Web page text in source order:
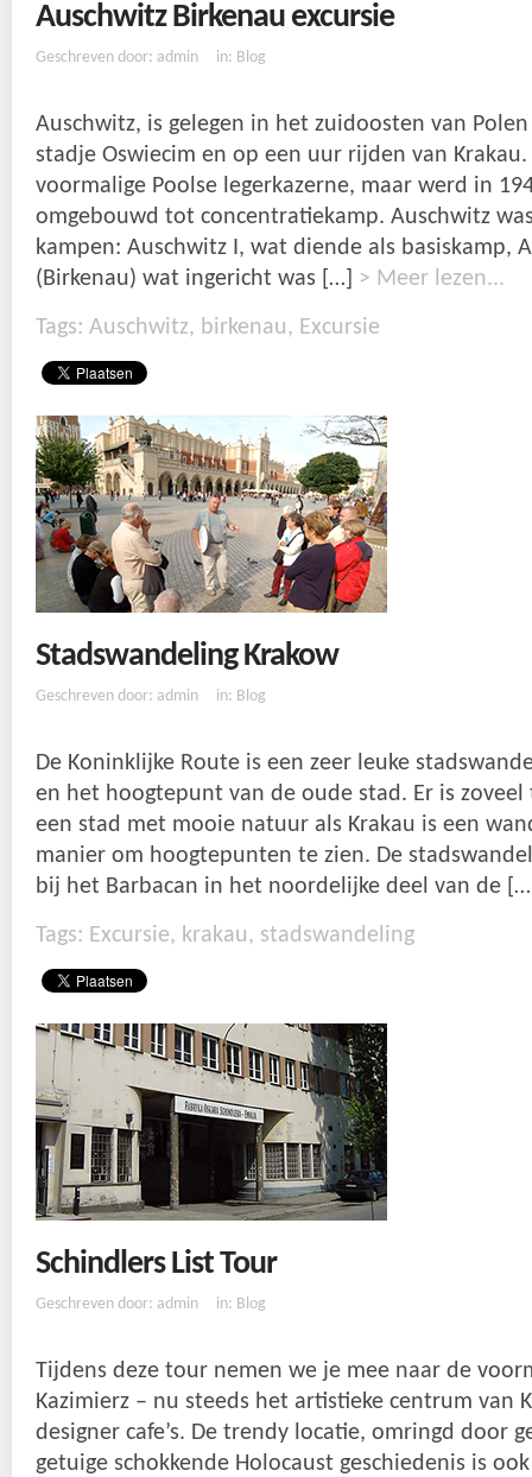
Auschwitz Birkenau excursie
Geschreven door: admin in: Blog
Auschwitz, is gelegen in het zuidoosten van
stadje Oswiecim en op een uur rijden van
voormalige Poolse legerkazerne, maar werd in
omgebouwd tot concentratiekamp. Auschwitz
kampen: Auschwitz I, wat diende als basiskamp,
(Birkenau) wat ingericht was […]
> Meer lezen...
Tags: Auschwitz, birkenau, Excursie
Stadswandeling Krakow
Geschreven door: admin in: Blog
De Koninklijke Route is een zeer leuke
en het hoogtepunt van de oude stad. Er is zoveel
een stad met mooie natuur als Krakau is een
manier om hoogtepunten te zien. De
bij het Barbacan in het noordelijke deel van de
Tags: Excursie, krakau, stadswandeling
Schindlers List Tour
Geschreven door: admin in: Blog
Tijdens deze tour nemen we je mee naar de
Kazimierz – nu steeds het artistieke centrum van
designer cafe’s. De trendy locatie, omringd door
getuige schokkende Holocaust geschiedenis is